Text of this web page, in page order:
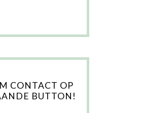
CONTACT OP
BUTTON!